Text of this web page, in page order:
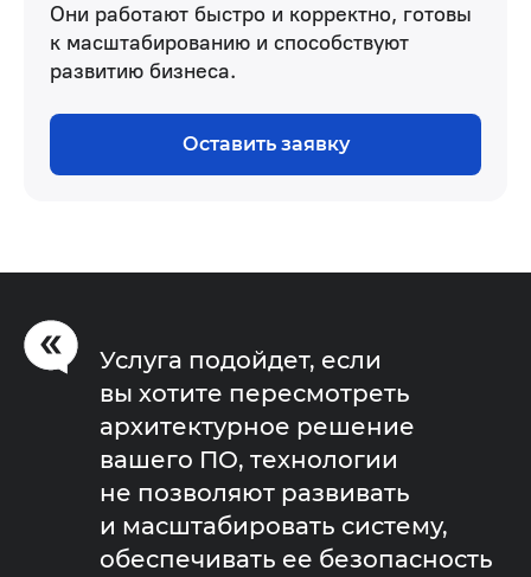
Они работают быстро и корректно, готовы
к масштабированию и способствуют
развитию бизнеса.
Оставить заявку
Услуга подойдет, если
вы хотите пересмотреть
архитектурное решение
вашего ПО, технологии
не позволяют развивать
и масштабировать систему,
обеспечивать ее безопасность